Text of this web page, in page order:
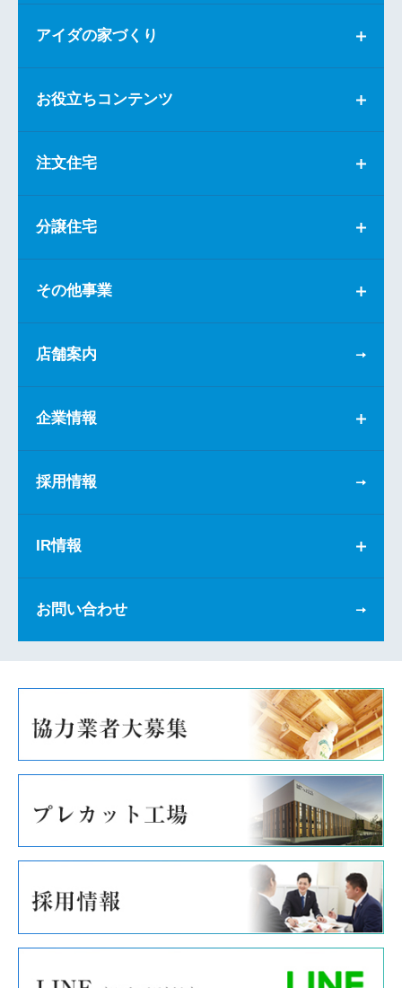
アイダの家づくり
お役立ちコンテンツ
注文住宅
分譲住宅
その他事業
店舗案内
企業情報
採用情報
IR情報
お問い合わせ